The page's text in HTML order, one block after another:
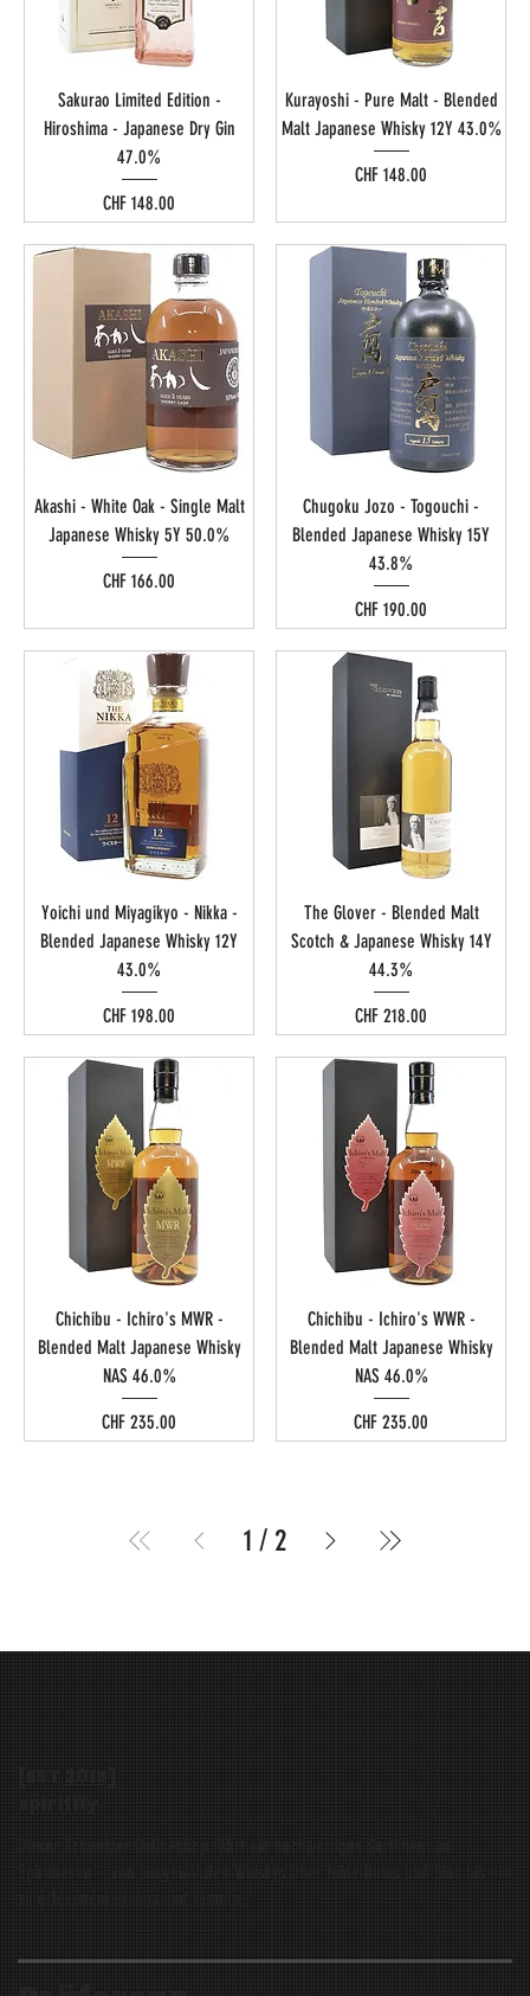
Sakurao Limited Edition -
Hiroshima - Japanese Dry Gin
47.0%
Preis
CHF 148.00
Kurayoshi - Pure Malt - Blended
Malt Japanese Whisky 12Y 43.0%
Preis
CHF 148.00
Akashi - White Oak - Single Malt
Japanese Whisky 5Y 50.0%
Preis
CHF 166.00
Chugoku Jozo - Togouchi -
Blended Japanese Whisky 15Y
43.8%
Preis
CHF 190.00
Yoichi und Miyagikyo - Nikka -
Blended Japanese Whisky 12Y
43.0%
Preis
CHF 198.00
The Glover - Blended Malt
Scotch & Japanese Whisky 14Y
44.3%
Preis
CHF 218.00
Chichibu - Ichiro's MWR -
Blended Malt Japanese Whisky
NAS 46.0%
Preis
CHF 235.00
Chichibu - Ichiro's WWR -
Blended Malt Japanese Whisky
NAS 46.0%
Preis
CHF 235.00
1 / 2